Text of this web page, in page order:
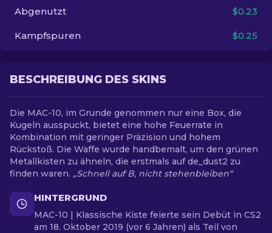
Abgenutzt $0.23
Kampfspuren $0.25
BESCHREIBUNG DES SKINS
Die MAC-10, im Grunde genommen nur eine Box, die
Kugeln ausspuckt, bietet eine hohe Feuerrate in
Kombination mit geringer Präzision und hohem
Rückstoß. Die Waffe wurde handbemalt, um den grünen
Metallkisten zu ähneln, die erstmals auf de_dust2 zu
finden waren. „Schnell auf B, nicht stehenbleiben“
HINTERGRUND
MAC-10 | Klassische Kiste feierte sein Debüt in CS2
am 18. Oktober 2019 (vor 6 Jahren) als Teil von